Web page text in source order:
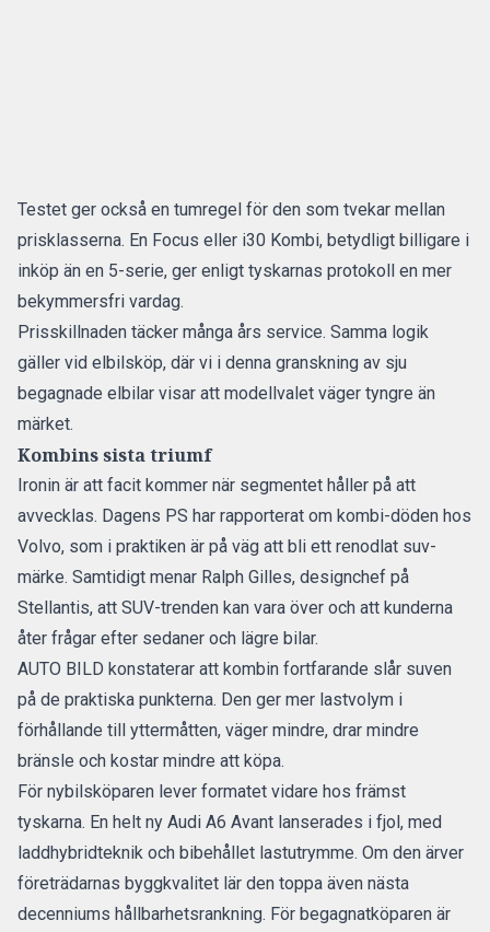
Testet ger också en tumregel för den som tvekar mellan
prisklasserna. En Focus eller i30 Kombi, betydligt billigare i
inköp än en 5-serie, ger enligt tyskarnas protokoll en mer
bekymmersfri vardag.
Prisskillnaden täcker många års service. Samma logik
gäller vid elbilsköp, där vi i denna granskning av sju
begagnade elbilar visar att modellvalet väger tyngre än
märket.
Kombins sista triumf
Ironin är att facit kommer när segmentet håller på att
avvecklas. Dagens PS har rapporterat om kombi-döden hos
Volvo, som i praktiken är på väg att bli ett renodlat suv-
märke. Samtidigt menar Ralph Gilles, designchef på
Stellantis, att SUV-trenden kan vara över och att kunderna
åter frågar efter sedaner och lägre bilar.
AUTO BILD konstaterar att kombin fortfarande slår suven
på de praktiska punkterna. Den ger mer lastvolym i
förhållande till yttermåtten, väger mindre, drar mindre
bränsle och kostar mindre att köpa.
För nybilsköparen lever formatet vidare hos främst
tyskarna. En helt ny Audi A6 Avant lanserades i fjol, med
laddhybridteknik och bibehållet lastutrymme. Om den ärver
företrädarnas byggkvalitet lär den toppa även nästa
decenniums hållbarhetsrankning. För begagnatköparen är